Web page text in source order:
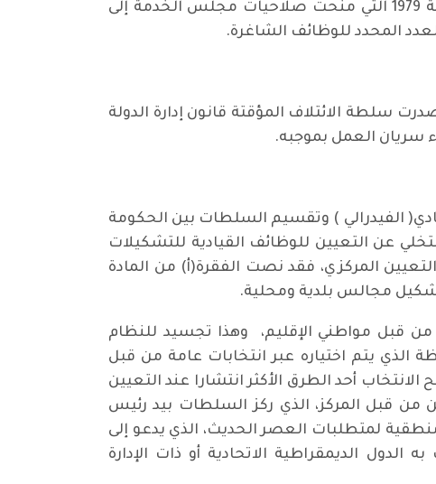
لسنة 1979، الذي ألغى مجلس الخدمة، وعلى ضوء ذلك، صدرت تعليمات وزارة المالية رقم 119 لسنة 1979 التي منحت صلاحيات مجلس الخدمة إلى
المحدد للوظائف الشاغرة.
وحلفائها للعراق سنة 2003 وانتهاء العمل بدستور 1970 المؤقت، أصدرت سلطة الائتلاف المؤقتة قانون إدارة الدولة
الفيدرالي ) وتقسيم السلطات بين الحكومة
عن التعيين للوظائف القيادية للتشكيلات
المركزي، فقد نصت الفقرة(أ) من المادة
مجالس بلدية ومحلية.
قبل مواطني الإقليم، وهذا تجسيد للنظام
يتم اختياره عبر انتخابات عامة من قبل
أحد الطرق الأكثر انتشارا عند التعيين
من قبل المركز، الذي ركز السلطات بيد رئيس
لمتطلبات العصر الحديث، الذي يدعو إلى
الديمقراطية الاتحادية أو ذات الإدارة